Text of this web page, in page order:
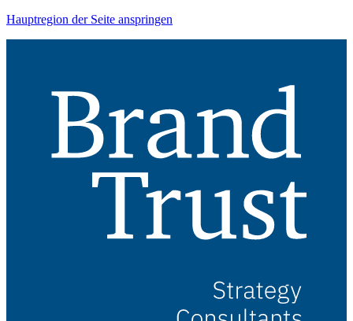
Hauptregion der Seite anspringen